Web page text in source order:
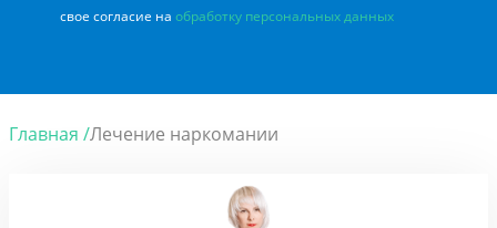
свое согласие на обработку персональных данных
Главная /Лечение наркомании